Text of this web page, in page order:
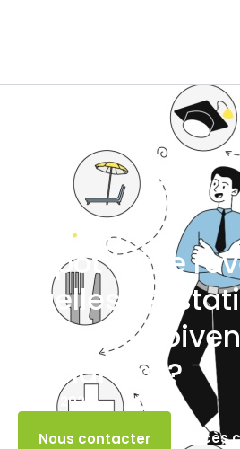
Impôt sur le
quelles
sociales
déclarées ?
3 JUIN 2026
Nous contacter Accès